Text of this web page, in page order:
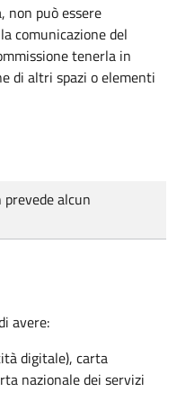
non può essere
comunicazione del
tenerla in
di altri spazi o elementi
alcun
avere:
digitale), carta
nazionale dei servizi